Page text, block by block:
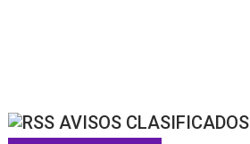
AVISOS CLASIFICADOS